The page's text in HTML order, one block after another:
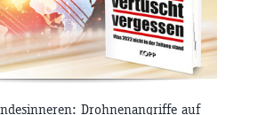
Drohnenangriffe auf